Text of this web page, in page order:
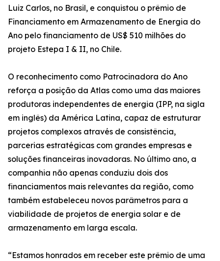
Luiz Carlos, no Brasil, e conquistou o prêmio de
Financiamento em Armazenamento de Energia do
Ano pelo financiamento de US$ 510 milhões do
projeto Estepa I & II, no Chile.
O reconhecimento como Patrocinadora do Ano
reforça a posição da Atlas como uma das maiores
produtoras independentes de energia (IPP, na sigla
em inglês) da América Latina, capaz de estruturar
projetos complexos através de consistência,
parcerias estratégicas com grandes empresas e
soluções financeiras inovadoras. No último ano, a
companhia não apenas conduziu dois dos
financiamentos mais relevantes da região, como
também estabeleceu novos parâmetros para a
viabilidade de projetos de energia solar e de
armazenamento em larga escala.
“Estamos honrados em receber este prêmio de uma